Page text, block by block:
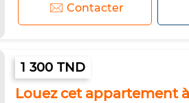
Contacter
1 300 TND
Louez cet appartement